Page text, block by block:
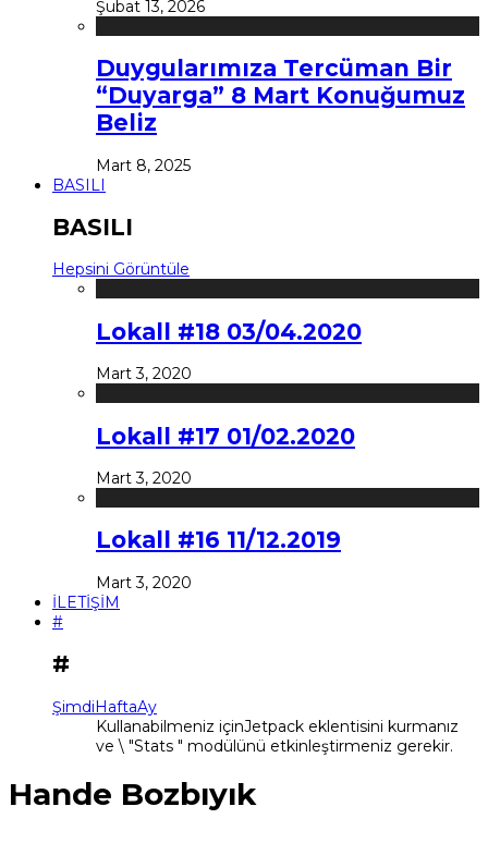
Şubat 13, 2026
Duygularımıza Tercüman Bir
“Duyarga” 8 Mart Konuğumuz
Beliz
Mart 8, 2025
BASILI
BASILI
Hepsini Görüntüle
Lokall #18 03/04.2020
Mart 3, 2020
Lokall #17 01/02.2020
Mart 3, 2020
Lokall #16 11/12.2019
Mart 3, 2020
İLETİŞİM
#
#
ŞimdiHaftaAy
Kullanabilmeniz içinJetpack eklentisini kurmanız
ve \ "Stats " modülünü etkinleştirmeniz gerekir.
Hande Bozbıyık